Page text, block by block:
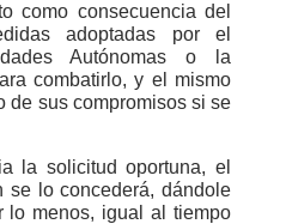
como consecuencia del
adoptadas por el
Autónomas o la
combatirlo, y el mismo
de sus compromisos si se
la solicitud oportuna, el
se lo concederá, dándole
lo menos, igual al tiempo